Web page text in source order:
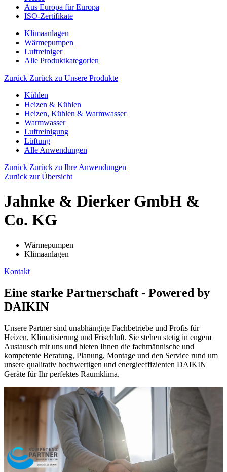
Aus Europa für Europa
ISO-Zertifikate
Klimaanlagen
Wärmepumpen
Luftreiniger
Alle Produktkategorien
Zurück Zurück zu Unsere Produkte
Kühlen
Heizen & Kühlen
Heizen, Kühlen & Warmwasser
Warmwasser
Luftreinigung
Lüftung
Alle Anwendungen
Zurück Zurück zu Ihre Anwendungen
Zurück zur Übersicht
Jahnke & Dierker GmbH &
Co. KG
Wärmepumpen
Klimaanlagen
Kontakt
Eine starke Partnerschaft - Powered by
DAIKIN
Unsere Partner sind unabhängige Fachbetriebe und Profis für
Heizen, Klimatisierung und Frischluft. Sie stehen stetig in engem
Austausch mit uns und bieten Ihnen die fachmännische und
kompetente Beratung, Planung, Montage und den Service rund um
unsere qualitativ hochwertigen und energieeffizienten DAIKIN
Geräte für Ihr perfektes Raumklima.